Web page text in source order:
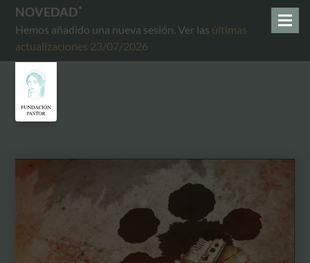
NOVEDAD
Hemos añadido una nueva sesión. Ver las últimas
actualizaciones 23/07/2026